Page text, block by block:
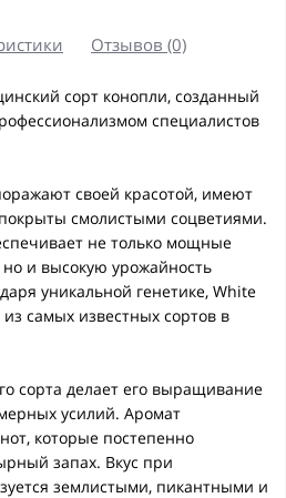
Отзывов (0)
сорт конопли, созданный
специалистов
своей красотой, имеют
смолистыми соцветиями.
не только мощные
и высокую урожайность
уникальной генетике, White
самых известных сортов в
сорта делает его выращивание
усилий. Аромат
которые постепенно
запах. Вкус при
землистыми, пикантными и